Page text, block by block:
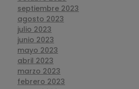
septiembre 2023
agosto 2023
julio 2023
junio 2023
mayo 2023
abril 2023
marzo 2023
febrero 2023